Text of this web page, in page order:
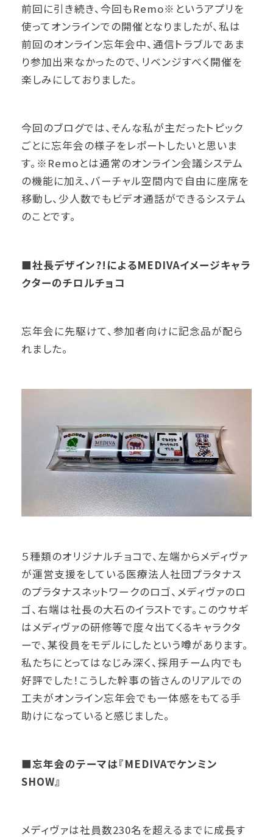
前回に引き続き、今回もRemo※というアプリを
使ってオンラインでの開催となりましたが、私は
前回のオンライン忘年会中、通信トラブルであま
り参加出来なかったので、リベンジすべく開催を
楽しみにしておりました。
今回のブログでは、そんな私が主だったトピック
ごとに忘年会の様子をレポートしたいと思いま
す。※Remoとは通常のオンライン会議システム
の機能に加え、バーチャル空間内で自由に座席を
移動し、少人数でもビデオ通話ができるシステム
のことです。
■社長デザイン?!によるMEDIVAイメージキャラ
クターのチロルチョコ
忘年会に先駆けて、参加者向けに記念品が配ら
れました。
５種類のオリジナルチョコで、左端からメディヴァ
が運営支援をしている医療法人社団プラタナス
のプラタナスネットワークのロゴ、メディヴァのロ
ゴ、右端は社長の大石のイラストです。このウサギ
はメディヴァの研修等で度々出てくるキャラクタ
ーで、某役員をモデルにしたという噂があります。
私たちにとってはなじみ深く、採用チーム内でも
好評でした！こうした幹事の皆さんのリアルでの
工夫がオンライン忘年会でも一体感をもてる手
助けになっていると感じました。
■忘年会のテーマは『MEDIVAでケンミン
SHOW』
メディヴァは社員数230名を超えるまでに成長す